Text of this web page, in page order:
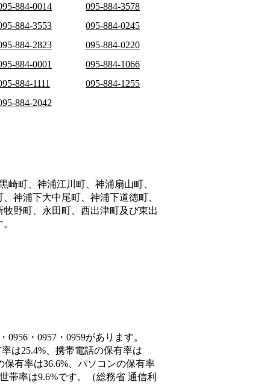
884-0014
095-884-3578
884-3553
095-884-0245
884-2823
095-884-0220
884-0001
095-884-1066
884-1111
095-884-1255
884-2042
崎町、神浦江川町、神浦扇山町、
神浦下大中尾町、神浦下道徳町、
野町、永田町、西出津町及び東出
・0957・0959があります。
は25.4%、携帯電話の保有率は
有率は36.6%、パソコンの保有率
帯率は9.6%です。（総務省 通信利